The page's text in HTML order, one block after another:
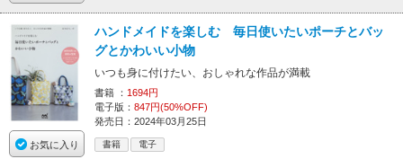
お気に入り
ハンドメイドを楽しむ 毎日使いたいポーチとバッ
グとかわいい小物
いつも身に付けたい、おしゃれな作品が満載
書籍 ： 1694円
電子版： 847円(50%OFF)
発売日：2024年03月25日
書籍 電子